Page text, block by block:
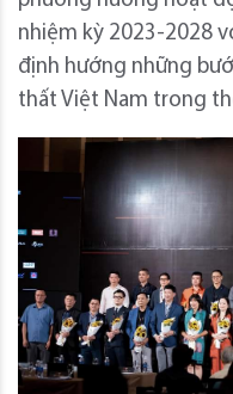
nhiệm kỳ 2023-2028
định hướng những
thất Việt Nam trong